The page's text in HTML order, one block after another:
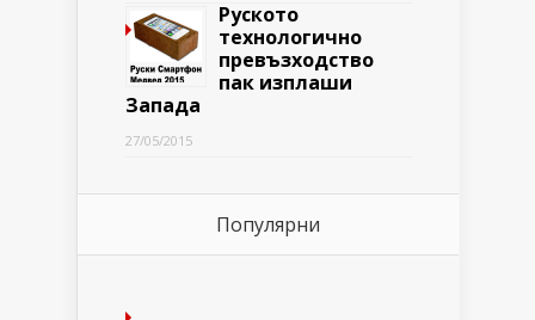
Руското
технологично
превъзходство
пак изплаши
Запада
27/05/2015
Популярни